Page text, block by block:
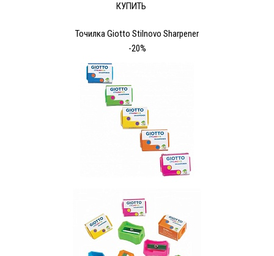
КУПИТЬ
Точилка Giotto Stilnovo Sharpener
-20%